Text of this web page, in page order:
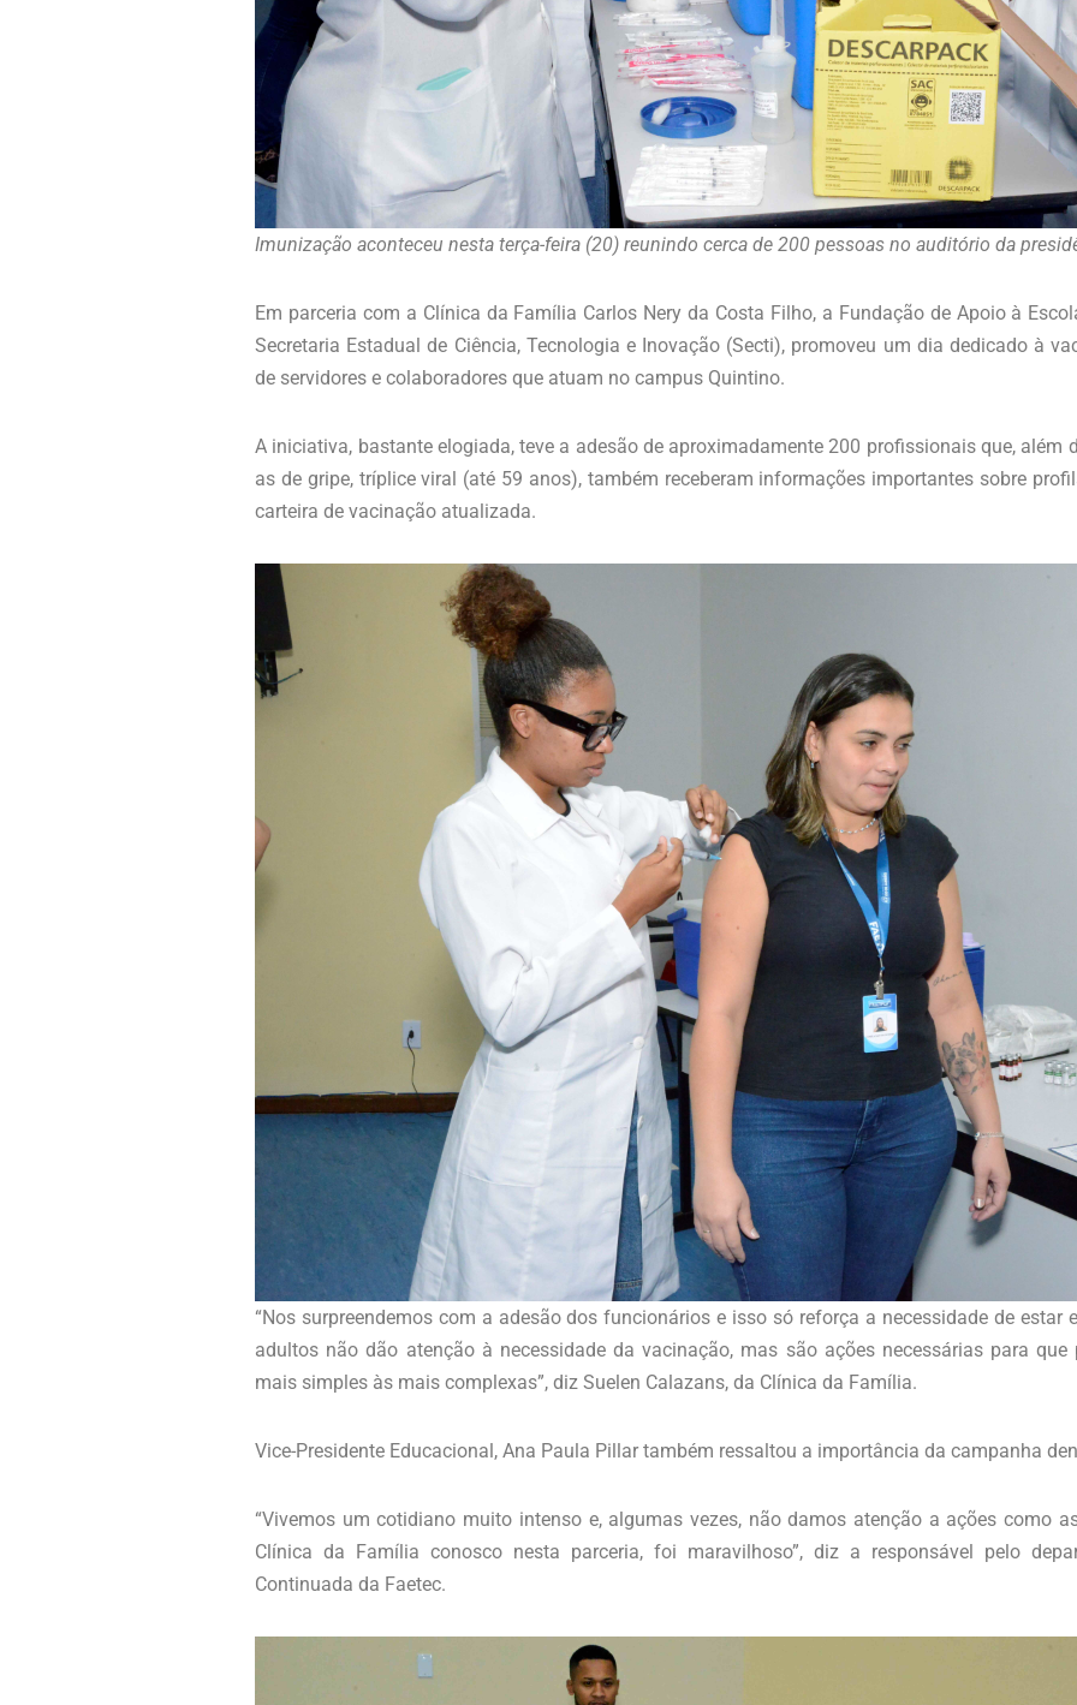
Imunização aconteceu nesta terça-feira (20) reunindo cerca de 200 pessoas no auditório da
Em parceria com a Clínica da Família Carlos Nery da Costa Filho, a Fundação de Apoio à
Secretaria Estadual de Ciência, Tecnologia e Inovação (Secti), promoveu um dia dedicado à
de servidores e colaboradores que atuam no campus Quintino.
A iniciativa, bastante elogiada, teve a adesão de aproximadamente 200 profissionais que, além
as de gripe, tríplice viral (até 59 anos), também receberam informações importantes sobre
carteira de vacinação atualizada.
“Nos surpreendemos com a adesão dos funcionários e isso só reforça a necessidade de estar
adultos não dão atenção à necessidade da vacinação, mas são ações necessárias para que
mais simples às mais complexas”, diz Suelen Calazans, da Clínica da Família.
Vice-Presidente Educacional, Ana Paula Pillar também ressaltou a importância da campanha
“Vivemos um cotidiano muito intenso e, algumas vezes, não damos atenção a ações como
Clínica da Família conosco nesta parceria, foi maravilhoso”, diz a responsável pelo
Continuada da Faetec.